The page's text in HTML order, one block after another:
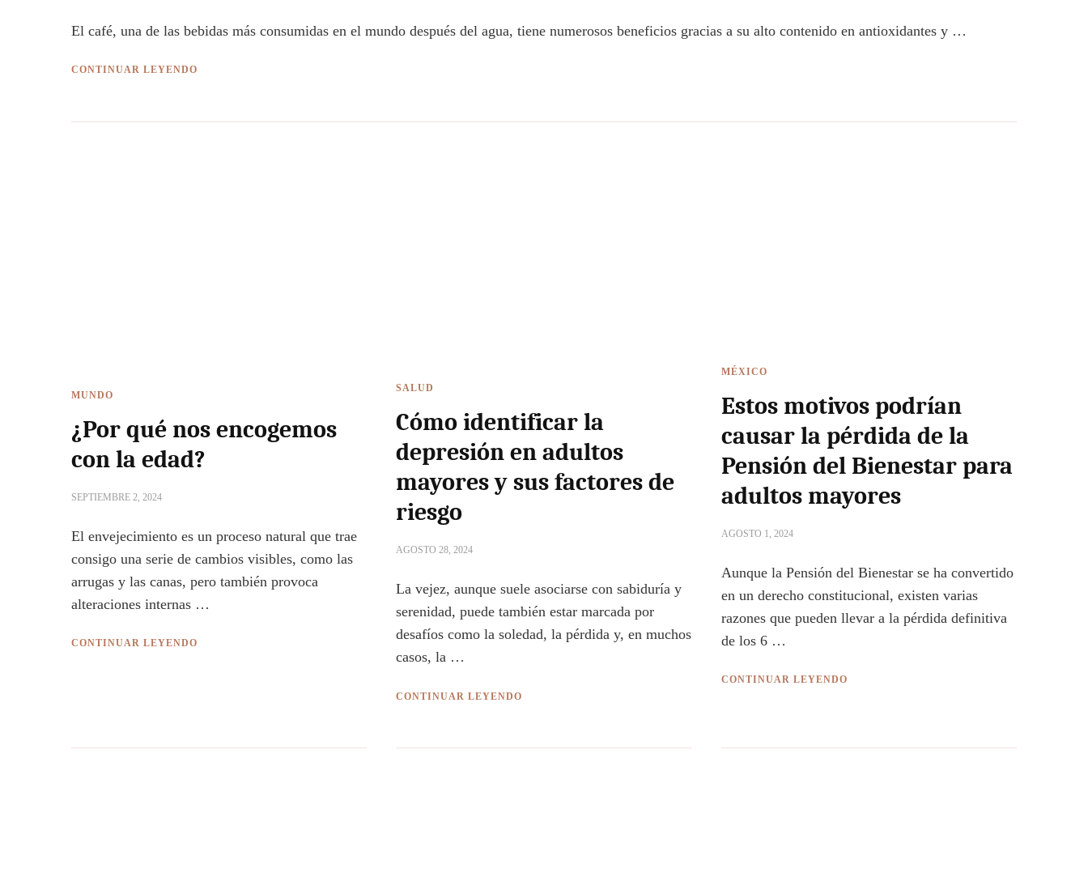
El café, una de las bebidas más consumidas en el mundo después del agua, tiene numerosos beneficios gracias a su alto contenido en antioxidantes y …
CONTINUAR LEYENDO
MUNDO
¿Por qué nos encogemos
con la edad?
SEPTIEMBRE 2, 2024
El envejecimiento es un proceso natural que trae
consigo una serie de cambios visibles, como las
arrugas y las canas, pero también provoca
alteraciones internas …
CONTINUAR LEYENDO
SALUD
Cómo identificar la
depresión en adultos
mayores y sus factores de
riesgo
AGOSTO 28, 2024
La vejez, aunque suele asociarse con sabiduría y
serenidad, puede también estar marcada por
desafíos como la soledad, la pérdida y, en muchos
casos, la …
CONTINUAR LEYENDO
MÉXICO
Estos motivos podrían
causar la pérdida de la
Pensión del Bienestar para
adultos mayores
AGOSTO 1, 2024
Aunque la Pensión del Bienestar se ha convertido
en un derecho constitucional, existen varias
razones que pueden llevar a la pérdida definitiva
de los 6 …
CONTINUAR LEYENDO